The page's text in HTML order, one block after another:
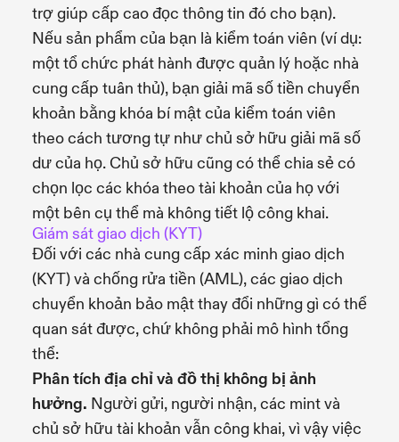
trợ giúp cấp cao đọc thông tin đó cho bạn).
Nếu sản phẩm của bạn là kiểm toán viên (ví dụ:
một tổ chức phát hành được quản lý hoặc nhà
cung cấp tuân thủ), bạn giải mã số tiền chuyển
khoản bằng khóa bí mật của kiểm toán viên
theo cách tương tự như chủ sở hữu giải mã số
dư của họ. Chủ sở hữu cũng có thể chia sẻ có
chọn lọc các khóa theo tài khoản của họ với
một bên cụ thể mà không tiết lộ công khai.
Giám sát giao dịch (KYT)
Đối với các nhà cung cấp xác minh giao dịch
(KYT) và chống rửa tiền (AML), các giao dịch
chuyển khoản bảo mật thay đổi những gì có thể
quan sát được, chứ không phải mô hình tổng
thể:
Phân tích địa chỉ và đồ thị không bị ảnh
hưởng. Người gửi, người nhận, các mint và
chủ sở hữu tài khoản vẫn công khai, vì vậy việc